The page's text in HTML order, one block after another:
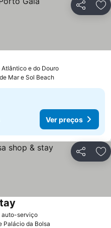
Partilhar
e do DouroVer preços
Mar e Sol Beach
Ver preços
Partilhar
auto-serviçoVer preços
Palácio da Bolsa